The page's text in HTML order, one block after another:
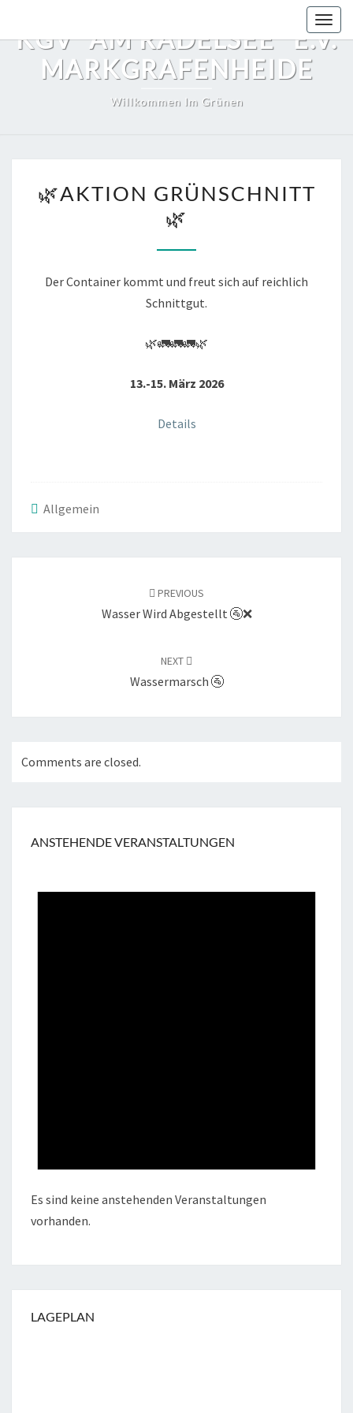
content
KGV "AM RADELSEE" E.V.
MARKGRAFENHEIDE
Willkommen Im Grünen
AKTION
GRÜNSCHNITT
🌿AKTION GRÜNSCHNITT
🌿
Der Container kommt und freut sich auf reichlich
Schnittgut.
🌿🚛🚛🚛🌿
13.-15. März 2026
Details
Allgemein
PREVIOUS
Wasser Wird Abgestellt 🚰❌
NEXT
Wassermarsch 🚰
Comments are closed.
ANSTEHENDE VERANSTALTUNGEN
Es sind keine anstehenden Veranstaltungen
vorhanden.
LAGEPLAN